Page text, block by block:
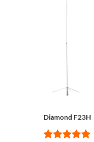
Diamond F23H